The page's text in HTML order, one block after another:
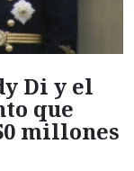
Di y el
que
millones